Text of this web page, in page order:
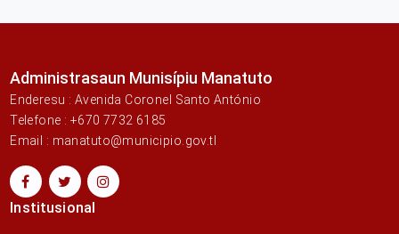
Administrasaun Munisípiu Manatuto
Enderesu : Avenida Coronel Santo António
Telefone : +670 7732 6185
Email : manatuto@municipio.gov.tl
Institusional